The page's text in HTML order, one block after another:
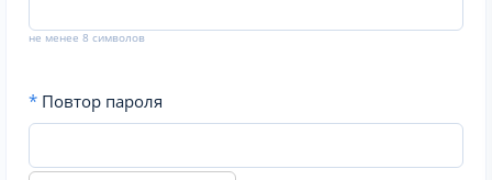
не менее 8 символов
* Повтор пароля